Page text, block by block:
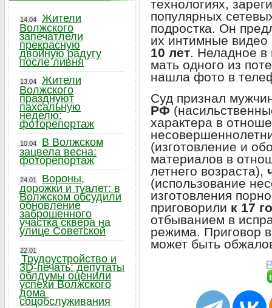
технологиях,
популярных
подростка. Он
их интимные
10 лет. Неладное в
мать одного из
нашла фото в
Суд признал
РФ
характера в
(изготовление и
материалов в
летнего возраста),
(использование
изготовления
приговорили к 17
отбыванием в
режима. Приговор
может быть
14.04
Жители
Волжского
запечатлели
прекрасную
двойную радугу
после ливня
13.04
Жители
Волжского
празднуют
пахсальную
неделю:
фоторепортаж
10.04
В Волжском
зацвела весна:
фоторепортаж
24.01
Вороны,
дорожки и туалет: в
Волжском обсудили
обновление
заброшенного
участка сквера на
улице Советской
22.01
Трудоустройство и
3D-печать: депутаты
облдумы оценили
успехи Волжского
дома
соцобслуживания